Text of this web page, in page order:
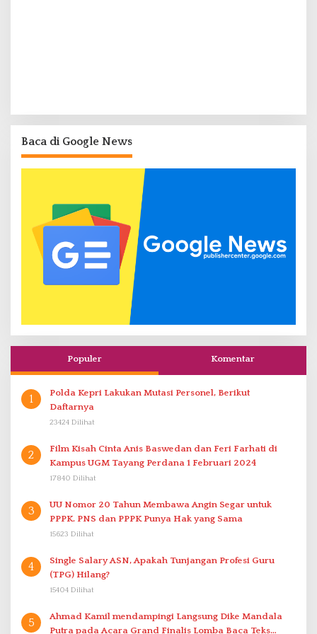
Baca di Google News
Populer Komentar
1
Polda Kepri Lakukan Mutasi Personel, Berikut
Daftarnya
23424 Dilihat
2
Film Kisah Cinta Anis Baswedan dan Feri Farhati di
Kampus UGM Tayang Perdana 1 Februari 2024
17840 Dilihat
3
UU Nomor 20 Tahun Membawa Angin Segar untuk
PPPK. PNS dan PPPK Punya Hak yang Sama
15623 Dilihat
4
Single Salary ASN, Apakah Tunjangan Profesi Guru
(TPG) Hilang?
15404 Dilihat
5
Ahmad Kamil mendampingi Langsung Dike Mandala
Putra pada Acara Grand Finalis Lomba Baca Teks